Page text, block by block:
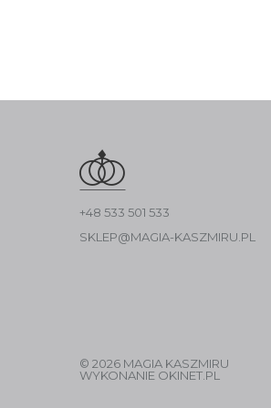
+48 533 501 533
SKLEP@MAGIA-KASZMIRU.PL
© 2026 MAGIA KASZMIRU
WYKONANIE OKINET.PL